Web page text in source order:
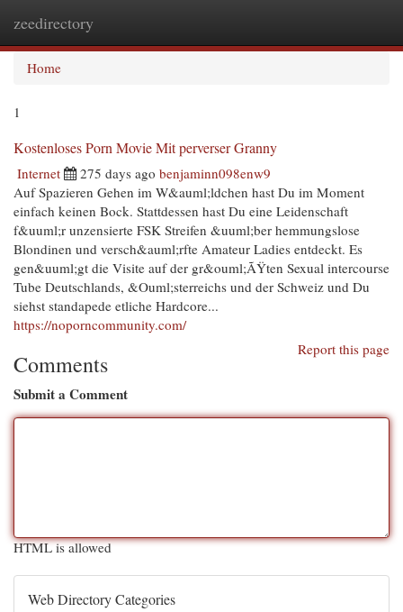
zeedirectory
Home
1
Kostenloses Porn Movie Mit perverser Granny
Internet 275 days ago benjaminn098enw9
Auf Spazieren Gehen im W&auml;ldchen hast Du im Moment
einfach keinen Bock. Stattdessen hast Du eine Leidenschaft
f&uuml;r unzensierte FSK Streifen &uuml;ber hemmungslose
Blondinen und versch&auml;rfte Amateur Ladies entdeckt. Es
gen&uuml;gt die Visite auf der gr&ouml;ÃŸten Sexual intercourse
Tube Deutschlands, &Ouml;sterreichs und der Schweiz und Du
siehst standapede etliche Hardcore...
https://noporncommunity.com/
Report this page
Comments
Submit a Comment
HTML is allowed
Web Directory Categories